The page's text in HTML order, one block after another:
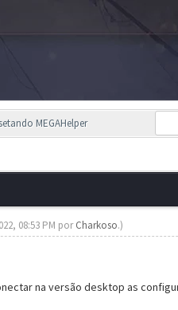
MEGAHelper
08:53 PM porCharkoso.)
na versão desktop as